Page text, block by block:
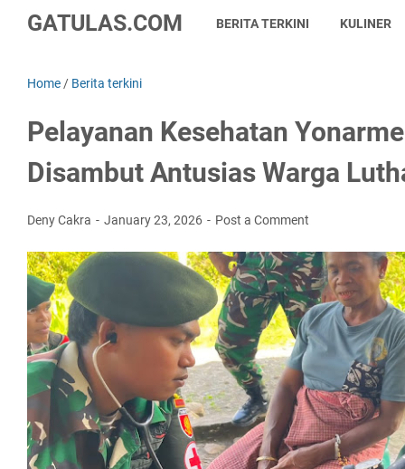
GATULAS.COM BERITA TERKINI KULINER
Home / Berita terkini
Pelayanan Kesehatan
Disambut Antusias Warga
Deny Cakra January 23, 2026 Post a Comment